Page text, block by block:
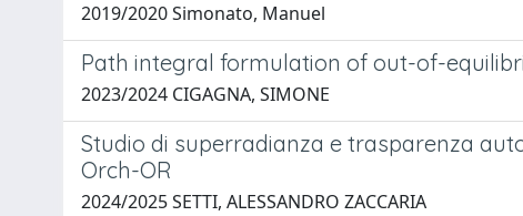
2019/2020 Simonato, Manuel
Path integral formulation of out-of-
2023/2024 CIGAGNA, SIMONE
Studio di superradianza e trasparenza
Orch-OR
2024/2025 SETTI, ALESSANDRO ZACCARIA